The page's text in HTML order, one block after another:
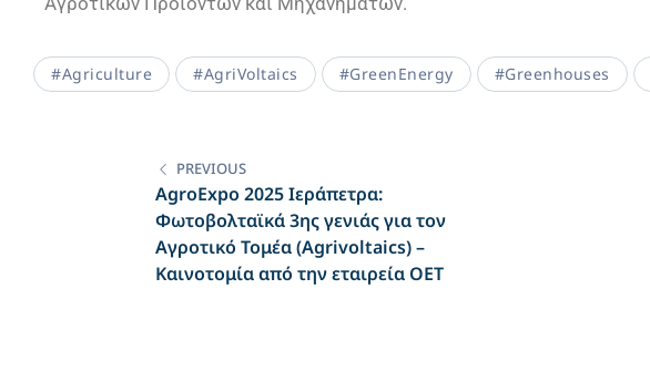
#Agriculture #AgriVoltaics #GreenEnergy #Greenhouses
PREVIOUS
AgroExpo 2025 Ιεράπετρα:
Φωτοβολταϊκά 3ης γενιάς για τον
Αγροτικό Τομέα (Agrivoltaics) –
Καινοτομία από την εταιρεία ΟΕΤ